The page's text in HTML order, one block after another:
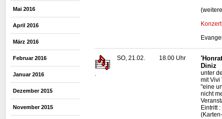
Mai 2016
April 2016
März 2016
Februar 2016
Januar 2016
Dezember 2015
November 2015
.
SO, 21.02. 18.00 Uhr
Diniz
unter
mit Vivi
"eine
nicht
Eintritt